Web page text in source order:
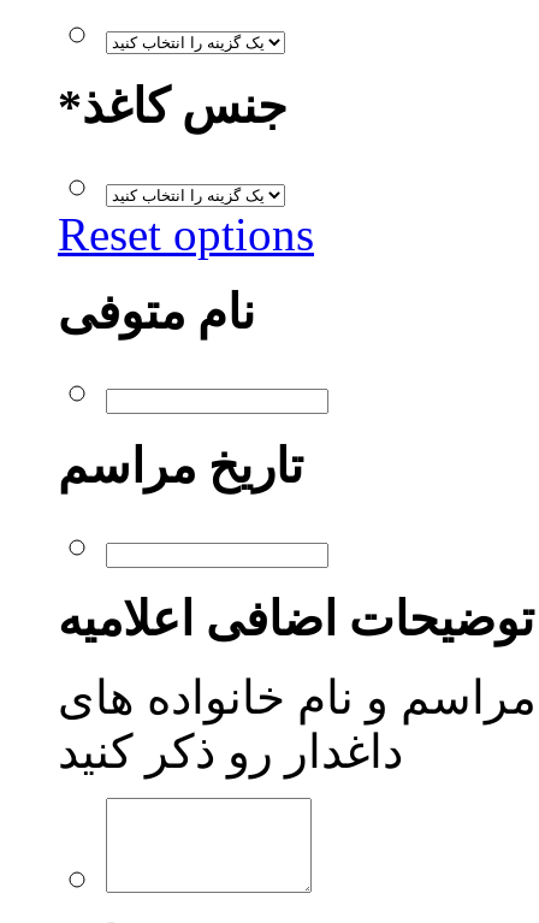
*جنس کاغذ
Reset options
نام متوفی
تاریخ مراسم
توضیحات اضافی اعلامیه
و نام خانواده های
داغدار رو ذکر کنید